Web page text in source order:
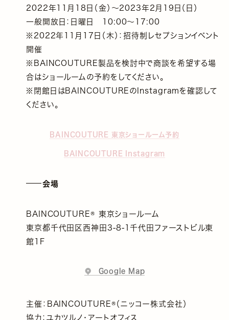
2022年11月18日（金）～2023年2月19日（日）
一般開放日：日曜日 10:00～17:00
※2022年11月17日（木）：招待制レセプションイベント
開催
※BAINCOUTURE製品を検討中で商談を希望する場
合はショールームの予約をしてください。
※閉館日はBAINCOUTUREのInstagramを確認して
ください。
BAINCOUTURE 東京ショールーム予約
BAINCOUTURE Instagram
会場
BAINCOUTURE®️ 東京ショールーム
東京都千代田区西神田3-8-1千代田ファーストビル東
館1F
Google Map
主催：BAINCOUTURE®️（ニッコー株式会社）
協力：ユカツルノ・アートオフィス